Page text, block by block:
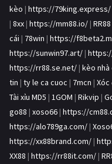
kèo | https://79king.express/
| 8xx | https://mm88.io/ | RR88
cái | 78win | https://
https://sunwin97.art/ |
https://rr88.se.net/ | kèo nhà
tin | ty le ca cuoc | 7mcn | Xóc
Tài xỉu MD5 | 1GOM | Rikvip |
go88 | xoso66 | https://
https://alo789ga.com/ |
https://xx88brand.com/ |
XX88 | https://rr88it.com/ |